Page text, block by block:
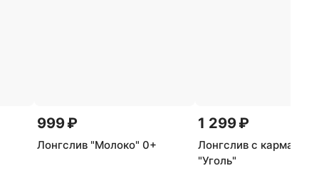
999 ₽
Лонгслив "Молоко" 0+
1 299 ₽
Лонгслив с карманом
"Уголь"